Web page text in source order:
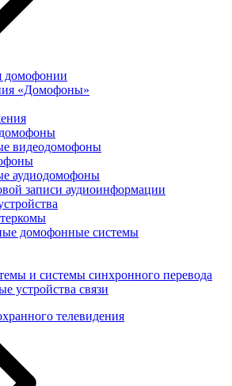
домофонии
«Домофоны»
видеодомофоны
аудиодомофоны
записи аудиоинформации
домофонные системы
и системы синхронного перевода
устройства связи
телевидения